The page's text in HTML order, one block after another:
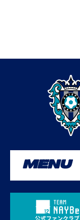
MENU
公式ファンクラブ